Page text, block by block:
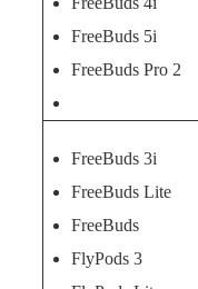
FreeBuds 5i
FreeBuds Pro 2
FreeBuds 3i
FreeBuds Lite
FreeBuds
FlyPods 3